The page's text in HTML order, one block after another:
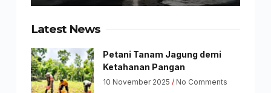
Latest News
Petani Tanam Jagung demi
Ketahanan Pangan
10 November 2025 No Comments